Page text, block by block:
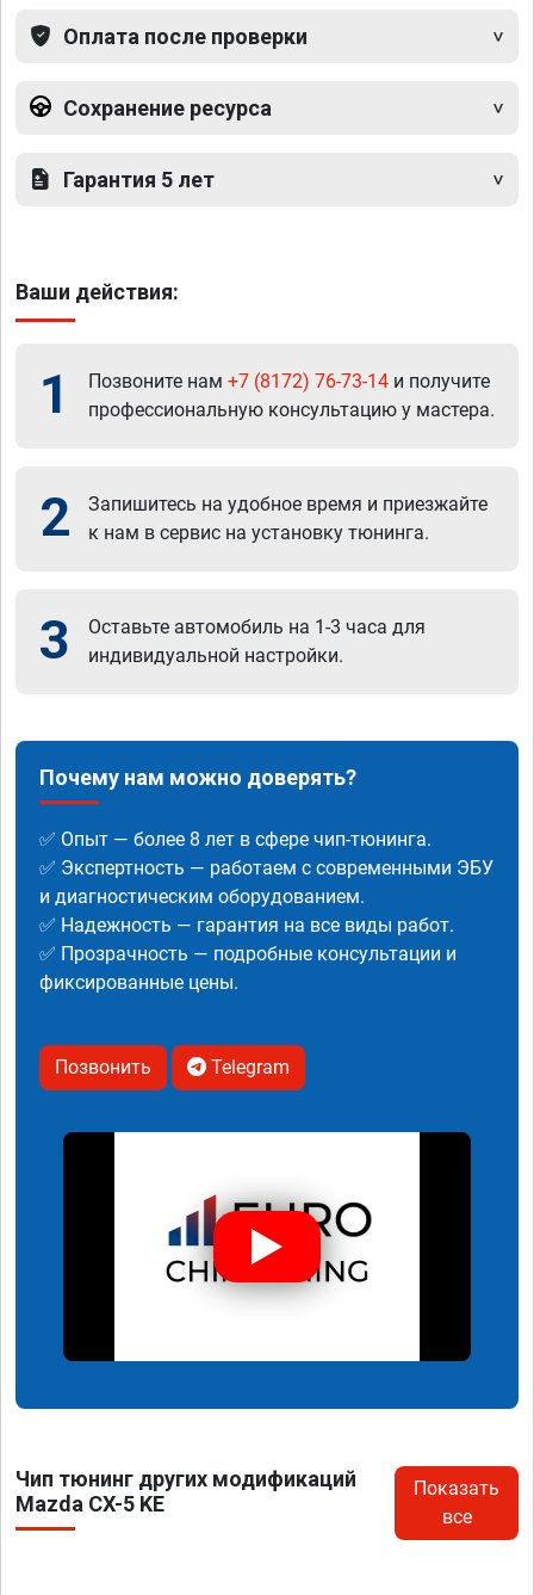
Оплата после проверки
Сохранение ресурса
Гарантия 5 лет
Ваши действия:
1 Позвоните нам +7 (8172) 76-73-14 и получите
профессиональную консультацию у мастера.
2
Запишитесь на удобное время и приезжайте
к нам в сервис на установку тюнинга.
3
Оставьте автомобиль на 1-3 часа для
индивидуальной настройки.
Почему нам можно доверять?
✅ Опыт — более 8 лет в сфере чип-тюнинга.
✅ Экспертность — работаем с современными ЭБУ
и диагностическим оборудованием.
✅ Надежность — гарантия на все виды работ.
✅ Прозрачность — подробные консультации и
фиксированные цены.
Позвонить Telegram
Чип тюнинг других модификаций
Mazda CX-5 KE
Показать
все